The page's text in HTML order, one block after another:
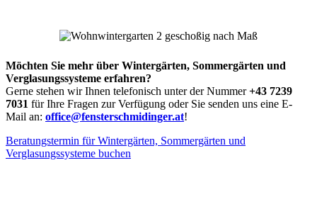
Möchten Sie mehr über Wintergärten, Sommergärten und
Verglasungssysteme erfahren?
Gerne stehen wir Ihnen telefonisch unter der Nummer+43 7239
7031 für Ihre Fragen zur Verfügung oder Sie senden uns eine E-
Mail an: office@fensterschmidinger.at!
Beratungstermin für Wintergärten, Sommergärten und
Verglasungssysteme buchen